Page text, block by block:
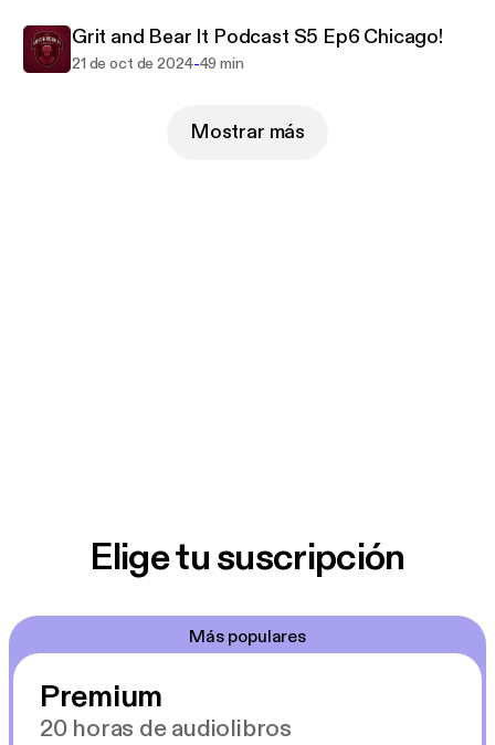
Grit and Bear It Podcast S5 Ep6 Chicago!
21 de oct de 2024-49 min
Mostrar más
Elige tu suscripción
Más populares
Premium
20 horas de audiolibros